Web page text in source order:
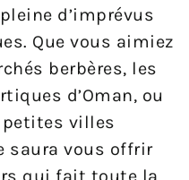
d’imprévus
Que vous aimiez
berbères, les
d’Oman, ou
villes
saura vous offrir